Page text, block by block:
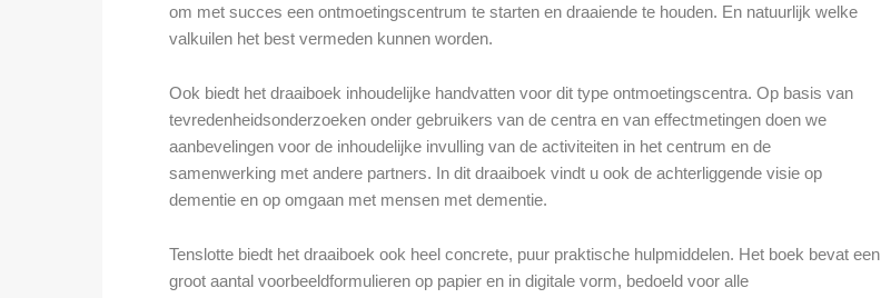
om met succes een ontmoetingscentrum te starten en draaiende te houden. En natuurlijk welke
valkuilen het best vermeden kunnen worden.
Ook biedt het draaiboek inhoudelijke handvatten voor dit type ontmoetingscentra. Op basis van
tevredenheidsonderzoeken onder gebruikers van de centra en van effectmetingen doen we
aanbevelingen voor de inhoudelijke invulling van de activiteiten in het centrum en de
samenwerking met andere partners. In dit draaiboek vindt u ook de achterliggende visie op
dementie en op omgaan met mensen met dementie.
Tenslotte biedt het draaiboek ook heel concrete, puur praktische hulpmiddelen. Het boek bevat een
groot aantal voorbeeldformulieren op papier en in digitale vorm, bedoeld voor alle